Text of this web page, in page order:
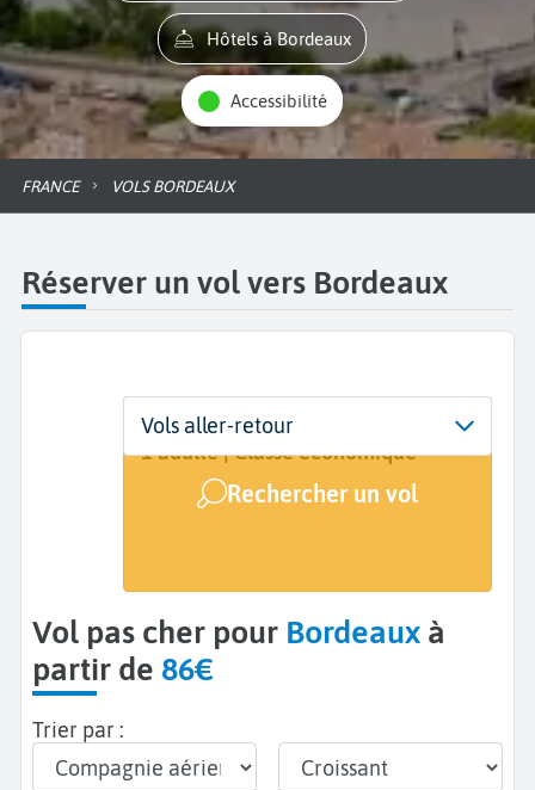
Hôtels à Bordeaux
Accessibilité
FRANCE VOLS BORDEAUX
Réserver un vol vers Bordeaux
Départ
De...
Dates
Dates de votre voyage
Voyageurs | Classe
1 adulte | Classe économique
Rechercher un vol
Vols aller-retour
Vol pas cher pour Bordeaux à
partir de 86€
Trier par :